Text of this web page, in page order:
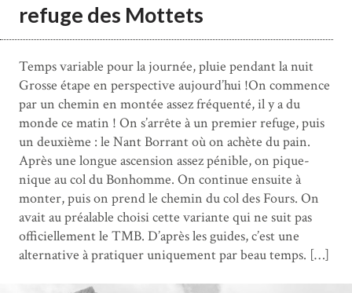
refuge des Mottets
Temps variable pour la journée, pluie pendant la nuit
Grosse étape en perspective aujourd’hui !On commence
par un chemin en montée assez fréquenté, il y a du
monde ce matin ! On s’arrête à un premier refuge, puis
un deuxième : le Nant Borrant où on achète du pain.
Après une longue ascension assez pénible, on pique-
nique au col du Bonhomme. On continue ensuite à
monter, puis on prend le chemin du col des Fours. On
avait au préalable choisi cette variante qui ne suit pas
officiellement le TMB. D’après les guides, c’est une
alternative à pratiquer uniquement par beau temps. […]